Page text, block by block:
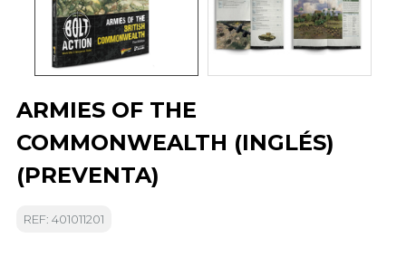
ARMIES OF THE
COMMONWEALTH (INGLÉS)
(PREVENTA)
REF: 401011201